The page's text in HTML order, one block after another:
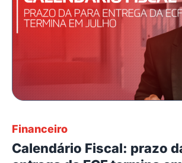
Financeiro
Calendário Fiscal: prazo